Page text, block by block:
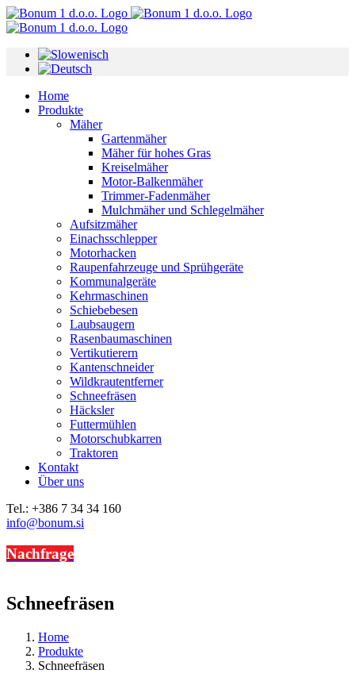
Skip
to
Home
Produkte
Mäher
Gartenmäher
Mäher für hohes Gras
Kreiselmäher
Motor-Balkenmäher
Trimmer-Fadenmäher
Mulchmäher und Schlegelmäher
Aufsitzmäher
Einachsschlepper
Motorhacken
Raupenfahrzeuge und Sprühgeräte
Kommunalgeräte
Kehrmaschinen
Schiebebesen
Laubsaugern
Rasenbaumaschinen
Vertikutierern
Kantenschneider
Wildkrautentferner
Schneefräsen
Häcksler
Futtermühlen
Motorschubkarren
Traktoren
Kontakt
Über uns
Tel.: +386 7 34 34 160
info@bonum.si
Nachfrage
Schneefräsen
Home
Produkte
Schneefräsen